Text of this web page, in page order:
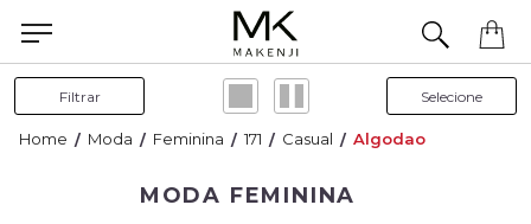
Filtrar
Moda Feminina 171 Casual Algodao
MODA FEMININA